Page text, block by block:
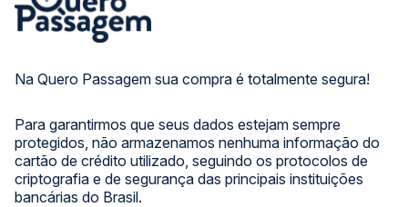
Na Quero Passagem sua compra é totalmente segura!
Para garantirmos que seus dados estejam sempre
protegidos, não armazenamos nenhuma informação do
cartão de crédito utilizado, seguindo os protocolos de
criptografia e de segurança das principais instituições
bancárias do Brasil.